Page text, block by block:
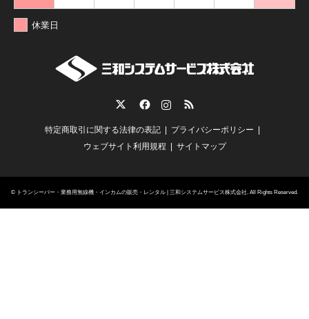
休業日
RSS
特定商取引に関する法律の表記
プライバシーポリシー
ウェブサイト利用規程
サイトマップ
© トランシーバー・業務用無線機・インカムの販売・レンタル | 三和システムサービス株式会社. All Rights Reserved.